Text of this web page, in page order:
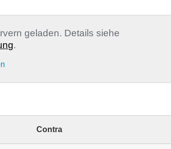
geladen. Details siehe
.
Contra